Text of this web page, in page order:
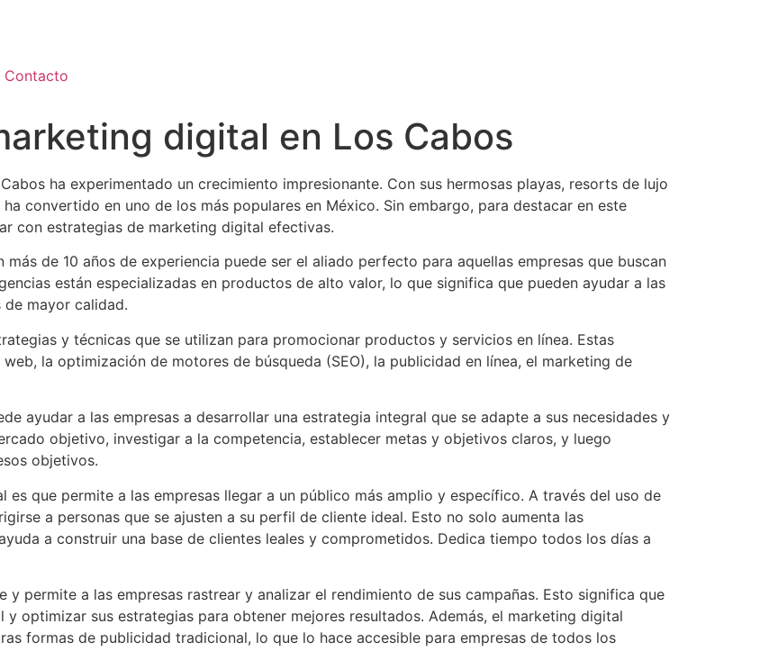
Contacto
digital en Los Cabos
ha experimentado un crecimiento impresionante. Con sus hermosas playas, resorts de lujo
convertido en uno de los más populares en México. Sin embargo, para destacar en este
con estrategias de marketing digital efectivas.
de 10 años de experiencia puede ser el aliado perfecto para aquellas empresas que buscan
están especializadas en productos de alto valor, lo que significa que pueden ayudar a las
mayor calidad.
y técnicas que se utilizan para promocionar productos y servicios en línea. Estas
la optimización de motores de búsqueda (SEO), la publicidad en línea, el marketing de
ayudar a las empresas a desarrollar una estrategia integral que se adapte a sus necesidades y
objetivo, investigar a la competencia, establecer metas y objetivos claros, y luego
objetivos.
que permite a las empresas llegar a un público más amplio y específico. A través del uso de
a personas que se ajusten a su perfil de cliente ideal. Esto no solo aumenta las
a construir una base de clientes leales y comprometidos. Dedica tiempo todos los días a
permite a las empresas rastrear y analizar el rendimiento de sus campañas. Esto significa que
y optimizar sus estrategias para obtener mejores resultados. Además, el marketing digital
formas de publicidad tradicional, lo que lo hace accesible para empresas de todos los